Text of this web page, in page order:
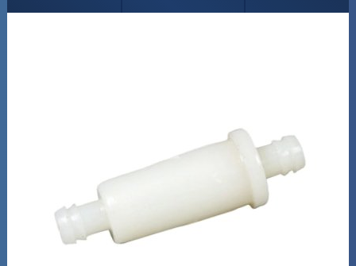
Crossipyörän osat
Mönkijän osat
Puutarha ja metsä